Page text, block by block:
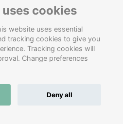
Es
socio fundador de SOSAFE,
el lugar en el se vive.
cookies
website uses essential
tracking cookies to give you
Tracking cookies will
Change preferences
Deny all